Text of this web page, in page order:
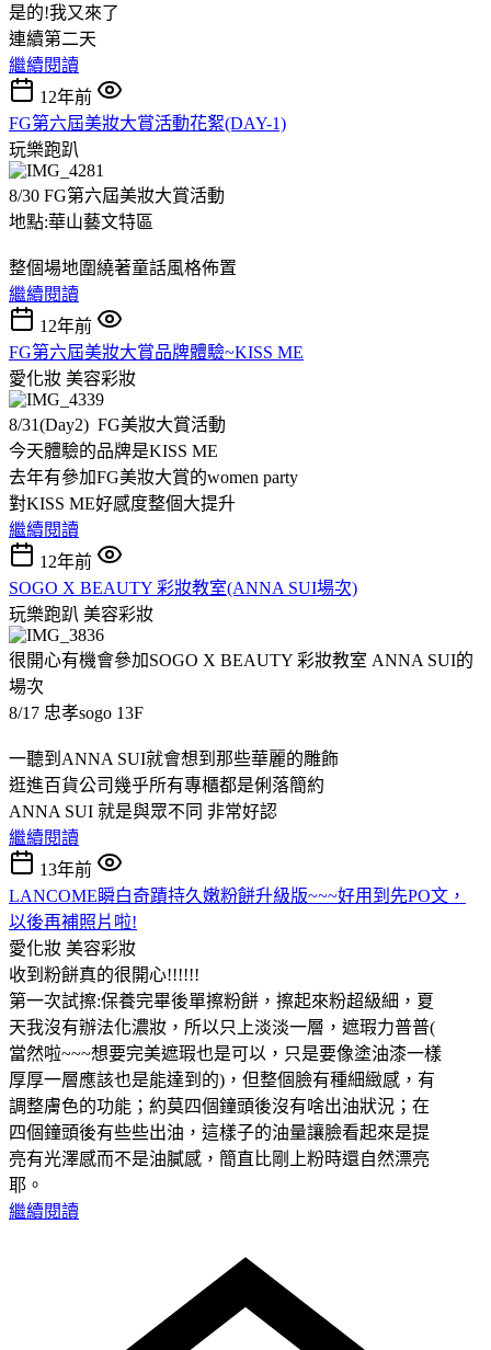
是的!我又來了
連續第二天
繼續閱讀
12年前
FG第六屆美妝大賞活動花絮(DAY-1)
玩樂跑趴
8/30 FG第六屆美妝大賞活動
地點:華山藝文特區
整個場地圍繞著童話風格佈置
繼續閱讀
12年前
FG第六屆美妝大賞品牌體驗~KISS ME
愛化妝 美容彩妝
8/31(Day2) FG美妝大賞活動
今天體驗的品牌是KISS ME
去年有參加FG美妝大賞的women party
對KISS ME好感度整個大提升
繼續閱讀
12年前
SOGO X BEAUTY 彩妝教室(ANNA SUI場次)
玩樂跑趴 美容彩妝
很開心有機會參加SOGO X BEAUTY 彩妝教室 ANNA SUI的
場次
8/17 忠孝sogo 13F
一聽到ANNA SUI就會想到那些華麗的雕飾
逛進百貨公司幾乎所有專櫃都是俐落簡約
ANNA SUI 就是與眾不同 非常好認
繼續閱讀
13年前
LANCOME瞬白奇蹟持久嫩粉餅升級版~~~好用到先PO文，
以後再補照片啦!
愛化妝 美容彩妝
收到粉餅真的很開心!!!!!!
第一次試擦:保養完畢後單擦粉餅，擦起來粉超級細，夏
天我沒有辦法化濃妝，所以只上淡淡一層，遮瑕力普普(
當然啦~~~想要完美遮瑕也是可以，只是要像塗油漆一樣
厚厚一層應該也是能達到的)，但整個臉有種細緻感，有
調整膚色的功能；約莫四個鐘頭後沒有啥出油狀況；在
四個鐘頭後有些些出油，這樣子的油量讓臉看起來是提
亮有光澤感而不是油膩感，簡直比剛上粉時還自然漂亮
耶。
繼續閱讀